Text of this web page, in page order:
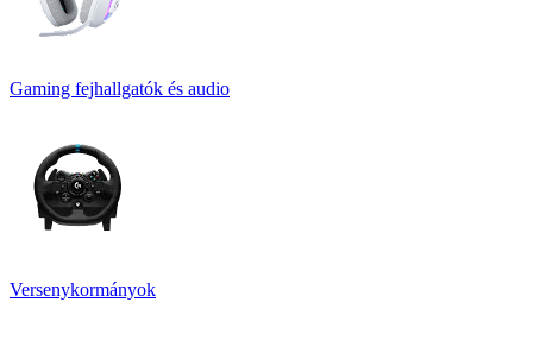
Gaming fejhallgatók és audio
Versenykormányok